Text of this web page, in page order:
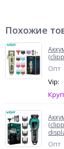
Похожие
Опт
Vip:
Опт